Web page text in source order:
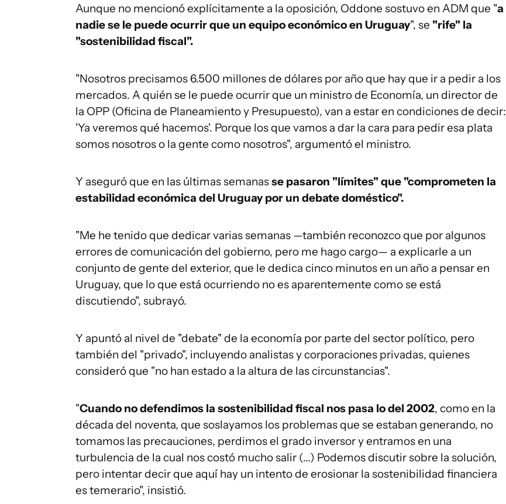
Aunque no mencionó explícitamente a la oposición, Oddone sostuvo en ADM que "a
nadie se le puede ocurrir que un equipo económico en Uruguay", se "rife" la
"sostenibilidad fiscal".
"Nosotros precisamos 6.500 millones de dólares por año que hay que ir a pedir a los
mercados. A quién se le puede ocurrir que un ministro de Economía, un director de
la OPP (Oficina de Planeamiento y Presupuesto), van a estar en condiciones de decir:
'Ya veremos qué hacemos'. Porque los que vamos a dar la cara para pedir esa plata
somos nosotros o la gente como nosotros", argumentó el ministro.
Y aseguró que en las últimas semanasse pasaron "límites" que "comprometen la
estabilidad económica del Uruguay por un debate doméstico".
"Me he tenido que dedicar varias semanas —también reconozco que por algunos
errores de comunicación del gobierno, pero me hago cargo— a explicarle a un
conjunto de gente del exterior, que le dedica cinco minutos en un año a pensar en
Uruguay, que lo que está ocurriendo no es aparentemente como se está
discutiendo", subrayó.
Y apuntó al nivel de "debate" de la economía por parte del sector político, pero
también del "privado", incluyendo analistas y corporaciones privadas, quienes
consideró que "no han estado a la altura de las circunstancias".
"Cuando no defendimos la sostenibilidad fiscal nos pasa lo del 2002, como en la
década del noventa, que soslayamos los problemas que se estaban generando, no
tomamos las precauciones, perdimos el grado inversor y entramos en una
turbulencia de la cual nos costó mucho salir (...) Podemos discutir sobre la solución,
pero intentar decir que aquí hay un intento de erosionar la sostenibilidad financiera
es temerario", insistió.